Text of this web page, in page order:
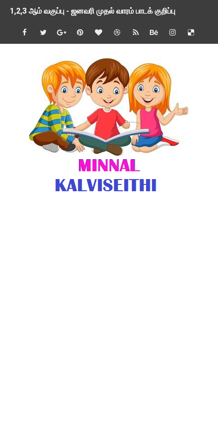
1,2,3 ஆம் வகுப்பு - ஜனவரி முதல் வாரம் பாடக் குறிப்பு
TNSED SCHOOLS APP UPDATED NEW VERSION
1,2,3 ஆம் வகுப்பிற்கான 3 ஆம் பருவ ( 2024 - 2025 )
1 முதல் 5 ஆம் வகுப்பு இரண்டாம் பருவத் தொகுத்தறி
பள்ளிக்கல்வித்துறை - அனைத்து வகை ஆசிரியர் மற்றும்
மணற்கேணி செயலி பயன்பாடு- SMC கூட்டங்கள் -
TNPSC - முந்தைய ஆண்டு வினாக்கள் - ஊர்ப் பெயர்களின் மரூஉ
ஓட்டுநர் பணிக்கு விண்ணப்பங்கள் வரவேற்பு ( டிசம்பர் 25 )